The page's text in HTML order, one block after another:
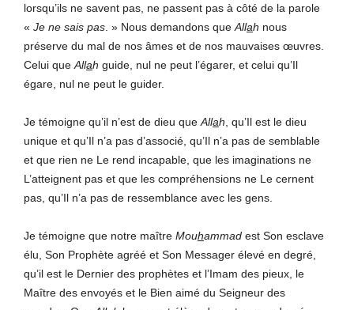
lorsqu’ils ne savent pas, ne passent pas à côté de la parole
« Je ne sais pas . » Nous demandons que Allah nous
préserve du mal de nos âmes et de nos mauvaises œuvres.
Celui que Allah guide, nul ne peut l’égarer, et celui qu’Il
égare, nul ne peut le guider.
Je témoigne qu’il n’est de dieu que Allah , qu’Il est le dieu
unique et qu’Il n’a pas d’associé, qu’Il n’a pas de semblable
et que rien ne Le rend incapable, que les imaginations ne
L’atteignent pas et que les compréhensions ne Le cernent
pas, qu’Il n’a pas de ressemblance avec les gens.
Je témoigne que notre maître Mouhammad est Son esclave
élu, Son Prophète agréé et Son Messager élevé en degré,
qu’il est le Dernier des prophètes et l’Imam des pieux, le
Maître des envoyés et le Bien aimé du Seigneur des